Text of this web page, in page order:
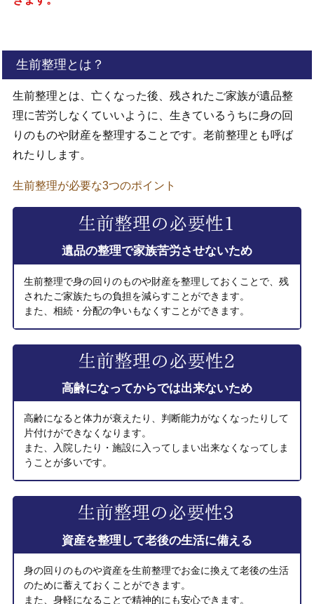
生前整理とは？
生前整理とは、亡くなった後、残されたご家族が遺品整
理に苦労しなくていいように、生きているうちに身の回
りのものや財産を整理することです。老前整理とも呼ば
れたりします。
生前整理が必要な3つのポイント
遺品の整理で家族苦労させないため
生前整理で身の回りのものや財産を整理しておくことで、残
されたご家族たちの負担を減らすことができます。
また、相続・分配の争いもなくすことができます。
高齢になってからでは出来ないため
高齢になると体力が衰えたり、判断能力がなくなったりして
片付けができなくなります。
また、入院したり・施設に入ってしまい出来なくなってしま
うことが多いです。
資産を整理して老後の生活に備える
身の回りのものや資産を生前整理でお金に換えて老後の生活
のために蓄えておくことができます。
また、身軽になることで精神的にも安心できます。